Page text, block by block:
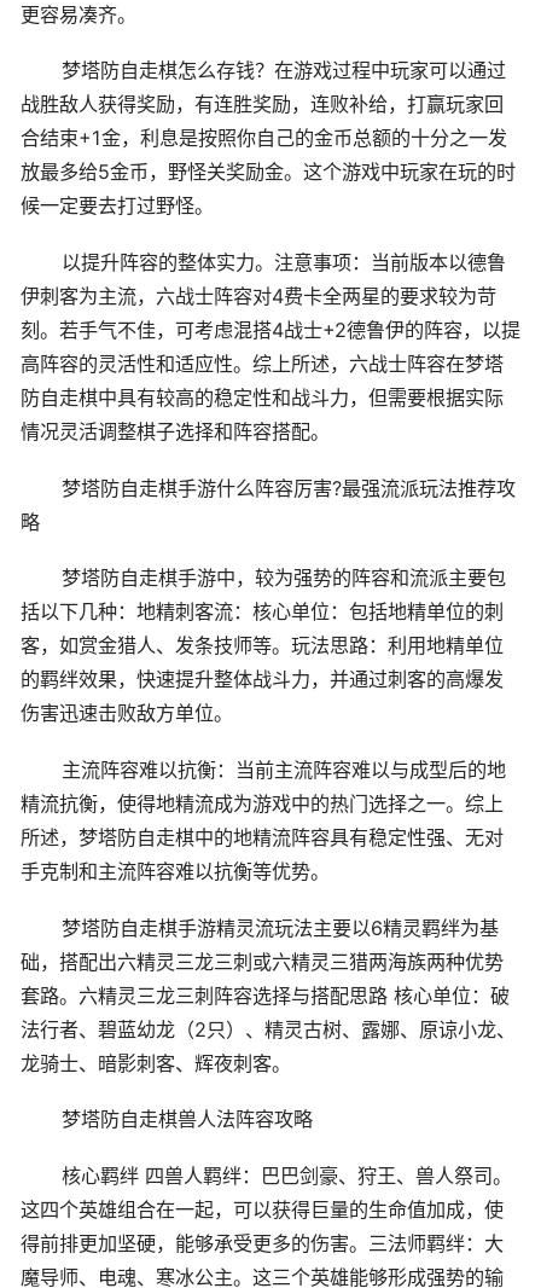
更容易凑齐。
梦塔防自走棋怎么存钱？在游戏过程中玩家可以通过
战胜敌人获得奖励，有连胜奖励，连败补给，打赢玩家回
合结束+1金，利息是按照你自己的金币总额的十分之一发
放最多给5金币，野怪关奖励金。这个游戏中玩家在玩的时
候一定要去打过野怪。
以提升阵容的整体实力。注意事项：当前版本以德鲁
伊刺客为主流，六战士阵容对4费卡全两星的要求较为苛
刻。若手气不佳，可考虑混搭4战士+2德鲁伊的阵容，以提
高阵容的灵活性和适应性。综上所述，六战士阵容在梦塔
防自走棋中具有较高的稳定性和战斗力，但需要根据实际
情况灵活调整棋子选择和阵容搭配。
梦塔防自走棋手游什么阵容厉害?最强流派玩法推荐攻
略
梦塔防自走棋手游中，较为强势的阵容和流派主要包
括以下几种：地精刺客流：核心单位：包括地精单位的刺
客，如赏金猎人、发条技师等。玩法思路：利用地精单位
的羁绊效果，快速提升整体战斗力，并通过刺客的高爆发
伤害迅速击败敌方单位。
主流阵容难以抗衡：当前主流阵容难以与成型后的地
精流抗衡，使得地精流成为游戏中的热门选择之一。综上
所述，梦塔防自走棋中的地精流阵容具有稳定性强、无对
手克制和主流阵容难以抗衡等优势。
梦塔防自走棋手游精灵流玩法主要以6精灵羁绊为基
础，搭配出六精灵三龙三刺或六精灵三猎两海族两种优势
套路。六精灵三龙三刺阵容选择与搭配思路 核心单位：破
法行者、碧蓝幼龙（2只）、精灵古树、露娜、原谅小龙、
龙骑士、暗影刺客、辉夜刺客。
梦塔防自走棋兽人法阵容攻略
核心羁绊 四兽人羁绊：巴巴剑豪、狩王、兽人祭司。
这四个英雄组合在一起，可以获得巨量的生命值加成，使
得前排更加坚硬，能够承受更多的伤害。三法师羁绊：大
魔导师、电魂、寒冰公主。这三个英雄能够形成强势的输